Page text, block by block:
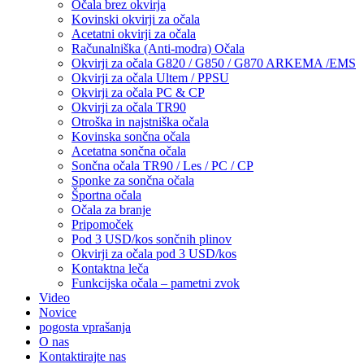
Očala brez okvirja
Kovinski okvirji za očala
Acetatni okvirji za očala
Računalniška (Anti-modra) Očala
Okvirji za očala G820 / G850 / G870 ARKEMA /EMS
Okvirji za očala Ultem / PPSU
Okvirji za očala PC & CP
Okvirji za očala TR90
Otroška in najstniška očala
Kovinska sončna očala
Acetatna sončna očala
Sončna očala TR90 / Les / PC / CP
Sponke za sončna očala
Športna očala
Očala za branje
Pripomoček
Pod 3 USD/kos sončnih plinov
Okvirji za očala pod 3 USD/kos
Kontaktna leča
Funkcijska očala – pametni zvok
Video
Novice
pogosta vprašanja
O nas
Kontaktirajte nas